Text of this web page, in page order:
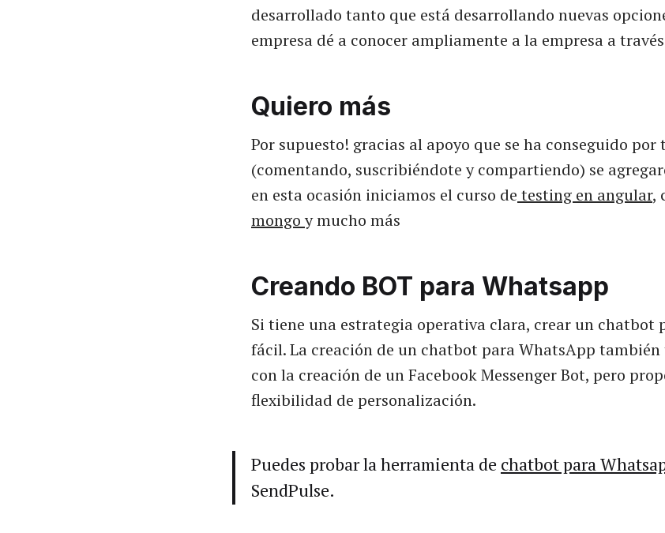
desarrollado tanto que está desarrollando nuevas
empresa dé a conocer ampliamente a la empresa a
Quiero más
Por supuesto! gracias al apoyo que se ha conseguido por
(comentando, suscribiéndote y compartiendo) se
en esta ocasión iniciamos el curso de testing en angular,
mongoy mucho más
Creando BOT para Whatsapp
Si tiene una estrategia operativa clara, crear un chatbot
fácil. La creación de un chatbot para WhatsApp
con la creación de un Facebook Messenger Bot, pero
flexibilidad de personalización.
Puedes probar la herramienta de chatbot para
SendPulse.